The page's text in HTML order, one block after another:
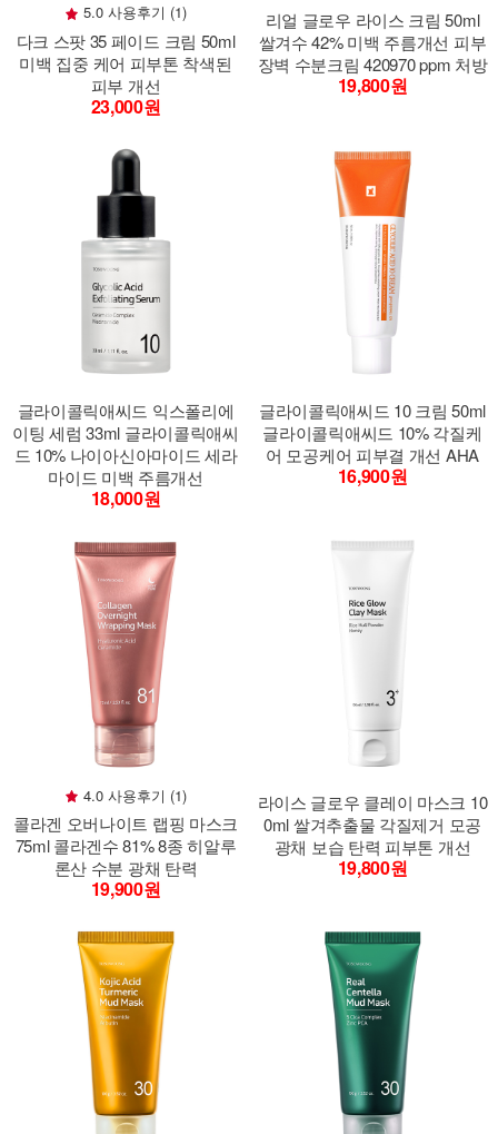
5.0 사용후기 (1)
다크 스팟 35 페이드 크림 50ml
미백 집중 케어 피부톤 착색된
피부 개선
23,000원
리얼 글로우 라이스 크림 50ml
쌀겨수 42% 미백 주름개선 피부
장벽 수분크림 420970 ppm 처방
19,800원
글라이콜릭애씨드 익스폴리에
이팅 세럼 33ml 글라이콜릭애씨
드 10% 나이아신아마이드 세라
마이드 미백 주름개선
18,000원
글라이콜릭애씨드 10 크림 50ml
글라이콜릭애씨드 10% 각질케
어 모공케어 피부결 개선 AHA
16,900원
4.0 사용후기 (1)
콜라겐 오버나이트 랩핑 마스크
75ml 콜라겐수 81% 8종 히알루
론산 수분 광채 탄력
19,900원
라이스 글로우 클레이 마스크 10
0ml 쌀겨추출물 각질제거 모공
광채 보습 탄력 피부톤 개선
19,800원